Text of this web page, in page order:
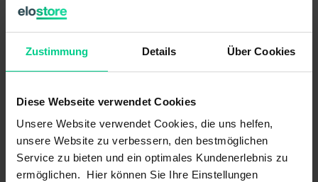
Zustimmung Details Über Cookies
Diese Webseite verwendet Cookies
Unsere Website verwendet Cookies, die uns helfen,
unsere Website zu verbessern, den bestmöglichen
Service zu bieten und ein optimales Kundenerlebnis zu
ermöglichen. Hier können Sie Ihre Einstellungen
Vorwiderstand:
gesicherter Schaltabstand (Sao): -
Sicherheitstechnische Kennwerte
B10d nach EN ISO 13849-1: -